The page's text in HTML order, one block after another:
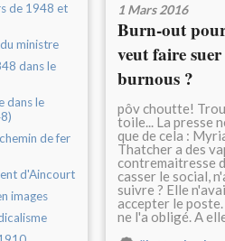
de 1948 et
ministre
dans le
dans le
de fer
d'Aincourt
images
1 Mars 2016
Burn-out
veut faire suer
burnous ?
pôv choutte!
toile... La presse
que de cela :
Thatcher a des
contremaitresse
casser le social,
suivre ? Elle
accepter le
ne l'a obligé. A